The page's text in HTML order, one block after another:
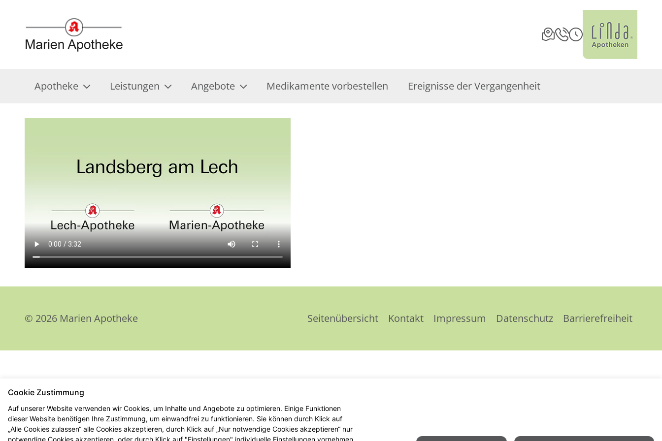
Apotheke Leistungen Angebote Medikamente vorbestellen Ereignisse der Vergangenheit
Seitenübersicht Kontakt Impressum Datenschutz Barrierefreiheit
© 2026 Marien Apotheke
Cookie Zustimmung
Auf unserer Website verwenden wir Cookies, um Inhalte und Angebote zu optimieren. Einige Funktionen
dieser Website benötigen Ihre Zustimmung, um einwandfrei zu funktionieren. Sie können durch Klick auf
„Alle Cookies zulassen“ alle Cookies akzeptieren, durch Klick auf „Nur notwendige Cookies akzeptieren“ nur
notwendige Cookies akzeptieren, oder durch Klick auf "Einstellungen" individuelle Einstellungen vornehmen.